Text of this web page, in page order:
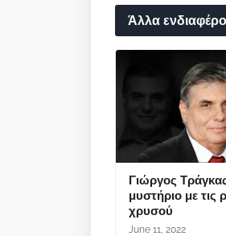
Άλλα
Γιώργος
μυστήριο με τις
χρυσού
June 11, 2022